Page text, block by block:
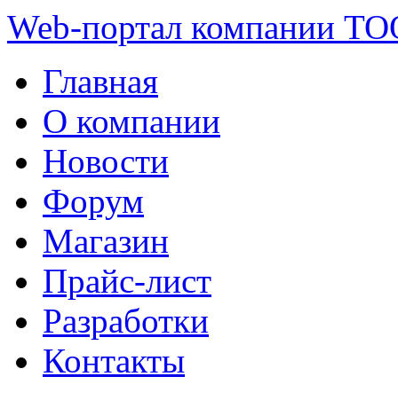
Web-портал компании
Главная
О компании
Новости
Форум
Магазин
Прайс-лист
Разработки
Контакты